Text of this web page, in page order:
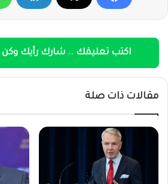
اكتب تعليقك .. شارك رأيك وكن
مقالات ذات صلة